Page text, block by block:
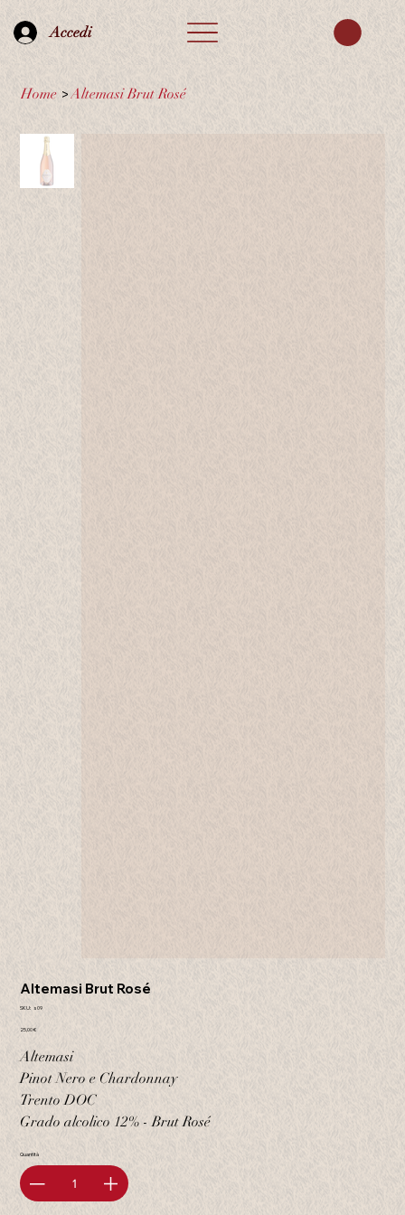
Accedi
Home >Altemasi Brut Rosé
Altemasi Brut Rosé
SKU: SKU
s09
Prezzo
25,00 €
Altemasi
Pinot Nero e Chardonnay
Trento DOC
Grado alcolico 12% - Brut Rosé
Quantità